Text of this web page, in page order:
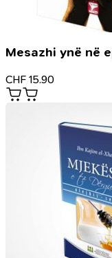
Mesazhi ynë në
CHF 15.90